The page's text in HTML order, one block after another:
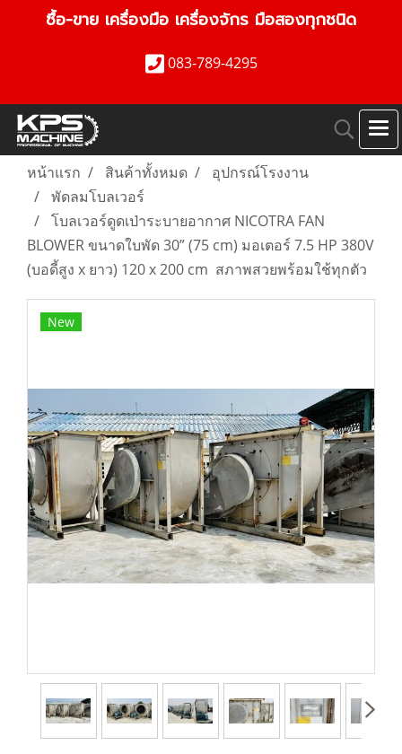
ซื้อ-ขาย เครื่องมือ เครื่องจักร มือสองทุกชนิด
083-789-4295
หน้าแรก สินค้าทั้งหมด
อุปกรณ์โรงงาน
พัดลมโบลเวอร์
โบลเวอร์ดูดเป่าระบายอากาศ NICOTRA FAN
BLOWER ขนาดใบพัด 30” (75 cm) มอเตอร์ 7.5 HP 380V
(บอดี้สูง x ยาว) 120 x 200 cm สภาพสวยพร้อมใช้ทุกตัว
New